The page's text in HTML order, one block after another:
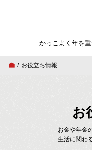
かっこよく年を重
お役立ち情報
お
お金や年金
生活に関わ